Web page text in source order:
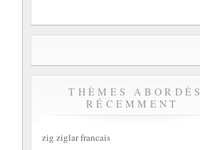
THÈMES ABORDÉS
RÉCEMMENT
zig ziglar francais